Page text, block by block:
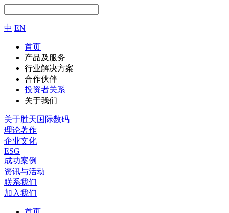
中 EN
首页
产品及服务
行业解决方案
合作伙伴
投资者关系
关于我们
关于胜天国际数码
理论著作
企业文化
ESG
成功案例
资讯与活动
联系我们
加入我们